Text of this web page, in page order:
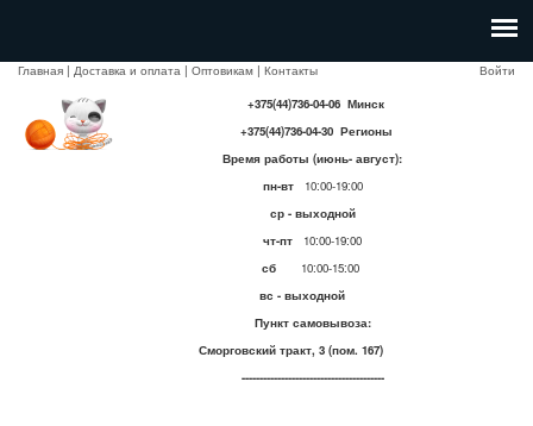
Главная | Доставка и оплата | Оптовикам | Контакты
Войти
+375(44)736-04-06 Минск
+375(44)736-04-30 Регионы
Время работы (июнь- август):
пн-вт
10:00-19:00
ср - выходной
чт-пт 10:00-19:00
сб
10:00-15:00
вс - выходной
Пункт самовывоза:
Сморговский тракт, 3 (пом. 167)
----------------------------------------